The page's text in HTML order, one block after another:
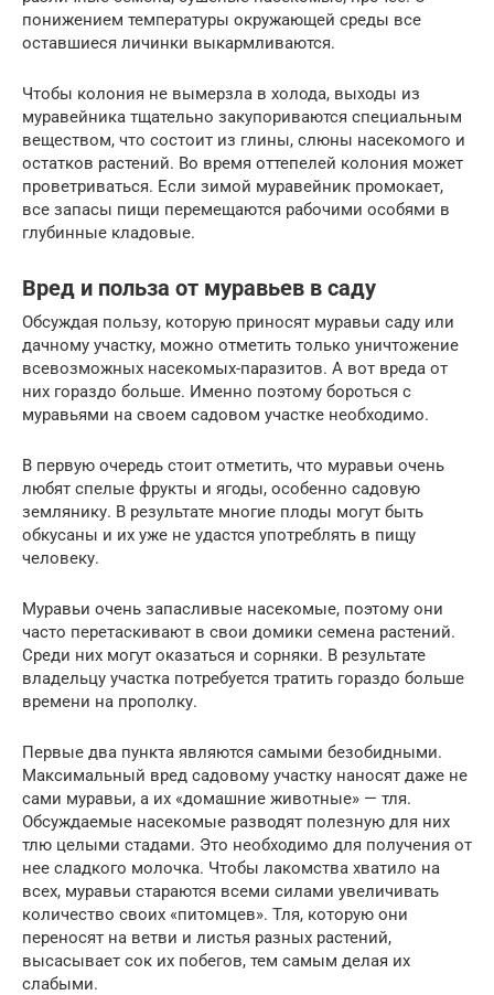
понижением температуры окружающей среды все
оставшиеся личинки выкармливаются.
Чтобы колония не вымерзла в холода, выходы из
муравейника тщательно закупориваются специальным
веществом, что состоит из глины, слюны насекомого и
остатков растений. Во время оттепелей колония может
проветриваться. Если зимой муравейник промокает,
все запасы пищи перемещаются рабочими особями в
глубинные кладовые.
Вред и польза от муравьев в саду
Обсуждая пользу, которую приносят муравьи саду или
дачному участку, можно отметить только уничтожение
всевозможных насекомых-паразитов. А вот вреда от
них гораздо больше. Именно поэтому бороться с
муравьями на своем садовом участке необходимо.
В первую очередь стоит отметить, что муравьи очень
любят спелые фрукты и ягоды, особенно садовую
землянику. В результате многие плоды могут быть
обкусаны и их уже не удастся употреблять в пищу
человеку.
Муравьи очень запасливые насекомые, поэтому они
часто перетаскивают в свои домики семена растений.
Среди них могут оказаться и сорняки. В результате
владельцу участка потребуется тратить гораздо больше
времени на прополку.
Первые два пункта являются самыми безобидными.
Максимальный вред садовому участку наносят даже не
сами муравьи, а их «домашние животные» — тля.
Обсуждаемые насекомые разводят полезную для них
тлю целыми стадами. Это необходимо для получения от
нее сладкого молочка. Чтобы лакомства хватило на
всех, муравьи стараются всеми силами увеличивать
количество своих «питомцев». Тля, которую они
переносят на ветви и листья разных растений,
высасывает сок их побегов, тем самым делая их
слабыми.